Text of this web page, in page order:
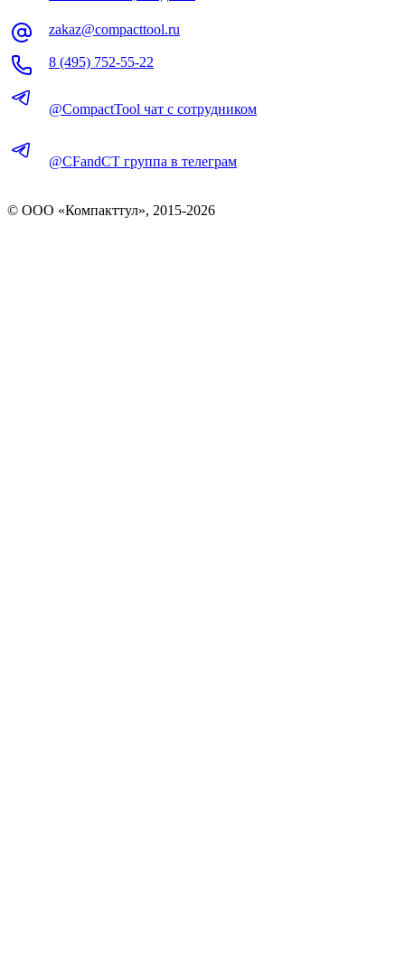
zakaz@compacttool.ru
8 (495) 752-55-22
@CompactTool чат с сотрудником
@CFandCT группа в телеграм
© OOO «Компакттул», 2015-2026